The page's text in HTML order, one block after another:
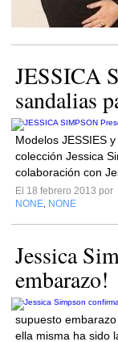
JESSICA
sandalias
Modelos JESSIES
colección Jessica
colaboración con
El 18 febrero 2013 por
NONE NONE
Jessica
embarazo!
supuesto
ella misma ha sido